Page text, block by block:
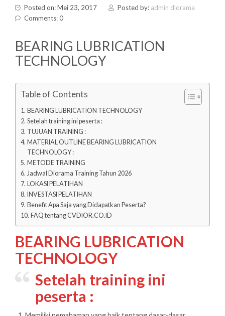
Posted on: Mei 23, 2017 Posted by: admin diorama
Comments: 0
BEARING LUBRICATION
TECHNOLOGY
Table of Contents
BEARING LUBRICATION TECHNOLOGY
Setelah training ini peserta :
TUJUAN TRAINING :
MATERIAL OUTLINE BEARING LUBRICATION
TECHNOLOGY :
METODE TRAINING
Jadwal Diorama Training Tahun 2026
LOKASI PELATIHAN
INVESTASI PELATIHAN
Benefit Apa Saja yang Didapatkan Peserta?
FAQ tentang CVDIOR.CO.ID
BEARING LUBRICATION
TECHNOLOGY
Setelah training ini
peserta :